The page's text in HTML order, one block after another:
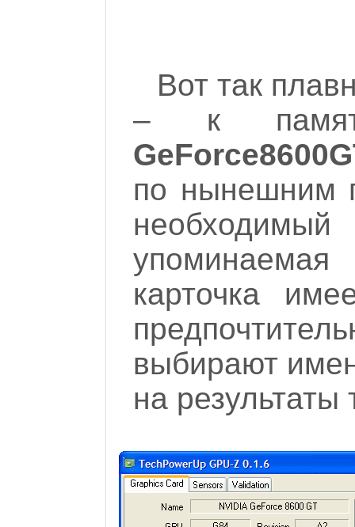
Вот так
– к
по нынешним
карточка
выбирают
на результаты